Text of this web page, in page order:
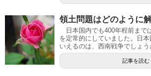
領土問題はどのように
日本国内でも400年程前まで
を定常的にしていました。日
いえるのは、西南戦争でしょう
記事を読む